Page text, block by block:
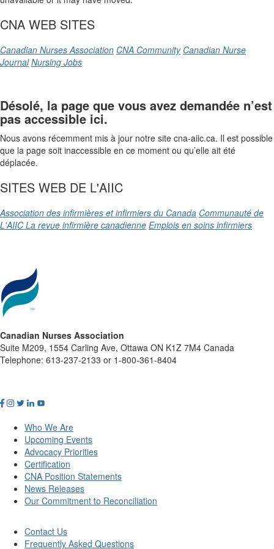
CNA WEB SITES
Canadian Nurses Association CNA Community Canadian Nurse
Journal Nursing Jobs
Désolé, la page que vous avez demandée n’est
pas accessible ici.
Nous avons récemment mis à jour notre site cna-aiic.ca. Il est possible
que la page soit inaccessible en ce moment ou qu’elle ait été
déplacée.
SITES WEB DE L'AIIC
Association des infirmières et infirmiers du Canada Communauté de
L'AIIC La revue infirmière canadienne Emplois en soins infirmiers
Canadian Nurses Association
Suite M209, 1554 Carling Ave, Ottawa ON K1Z 7M4 Canada
Telephone: 613-237-2133 or 1-800-361-8404
Who We Are
Upcoming Events
Advocacy Priorities
Certification
CNA Position Statements
News Releases
Our Commitment to Reconciliation
Contact Us
Frequently Asked Questions